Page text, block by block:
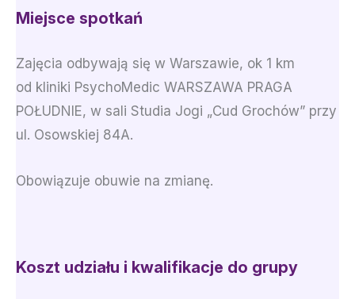
Miejsce spotkań
Zajęcia odbywają się w Warszawie, ok 1 km
od kliniki PsychoMedic WARSZAWA PRAGA
POŁUDNIE, w sali Studia Jogi „Cud Grochów” przy
ul. Osowskiej 84A.
Obowiązuje obuwie na zmianę.
Koszt udziału i kwalifikacje do grupy